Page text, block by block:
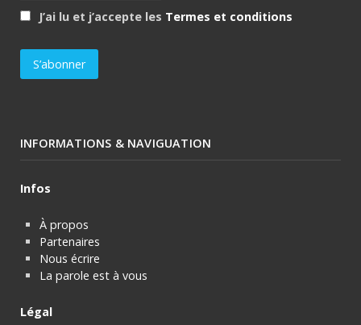
J’ai lu et j’accepte les Termes et conditions
INFORMATIONS & NAVIGUATION
Infos
À propos
Partenaires
Nous écrire
La parole est à vous
Légal